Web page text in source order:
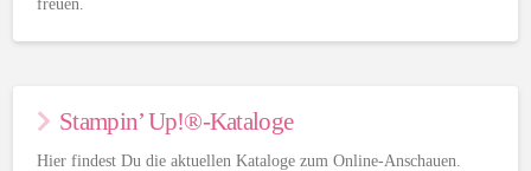
freuen.
Stampin’ Up!®-Kataloge
Hier findest Du die aktuellen Kataloge zum Online-Anschauen.